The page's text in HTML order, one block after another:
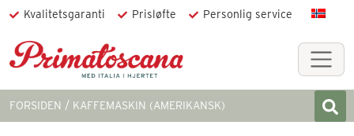
Kvalitetsgaranti Prisløfte Personlig service
FORSIDEN KAFFEMASKIN (AMERIKANSK)